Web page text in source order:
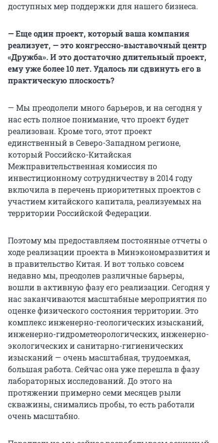
доступных мер поддержки для нашего бизнеса.
— Еще один проект, который ваша компания
реализует, — это конгрессно-выставочный центр
«Дружба». И это достаточно длительный проект,
ему уже более 10 лет. Удалось ли сдвинуть его в
практическую плоскость?
— Мы преодолели много барьеров, и на сегодня у
нас есть полное понимание, что проект будет
реализован. Кроме того, этот проект
единственный в Северо-Западном регионе,
который Российско-Китайская
Межправительственная комиссия по
инвестиционному сотрудничеству в 2014 году
включила в перечень приоритетных проектов с
участием китайского капитала, реализуемых на
территории Российской Федерации.
Поэтому мы предоставляем постоянные отчеты о
ходе реализации проекта в Минэкономразвития и
в правительство Китая. И вот только совсем
недавно мы, преодолев различные барьеры,
вошли в активную фазу его реализации. Сегодня у
нас заканчиваются масштабные мероприятия по
оценке физического состояния территории. Это
комплекс инженерно-геологических изысканий,
инженерно-гидрометеорологических, инженерно-
экологических и санитарно-гигиенических
изысканий — очень масштабная, трудоемкая,
большая работа. Сейчас она уже перешла в фазу
лабораторных исследований. До этого на
протяжении примерно семи месяцев рыли
скважины, снимались пробы, то есть работали
очень масштабно.